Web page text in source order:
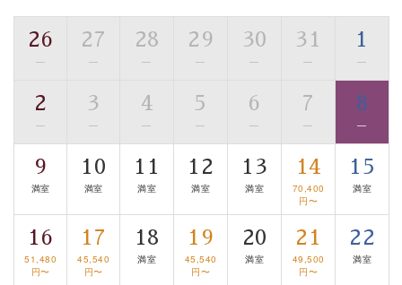
■貸切温泉風呂 （40分2000円）
眺望はございませんが、源泉掛け流しの温泉の質を楽し
む貸切温泉風呂です。ゆったりといやされるプライベー
トな空間をお愉しみください。
【旅】
■諏訪大社4社を巡る無料参拝バス
豊富な知識を持ったドライバー兼ガイドが諏訪大社をご
事前ご予約制ですので、ご利用ご希望の方
は【3日前まで】にお電話ください。
※交通規制などにより運行できない日がございます
※年末年始及び御柱祭前後は運行しておりません
26
—
27
—
28
—
29
—
30
—
31
—
1
—
2
—
3
—
4
—
5
—
6
—
7
—
8
—
9
満室
10
満室
11
満室
12
満室
13
満室
14
70,400
円〜
15
満室
16
51,480
円〜
17
45,540
円〜
18
満室
19
45,540
円〜
20
満室
21
49,500
円〜
22
満室